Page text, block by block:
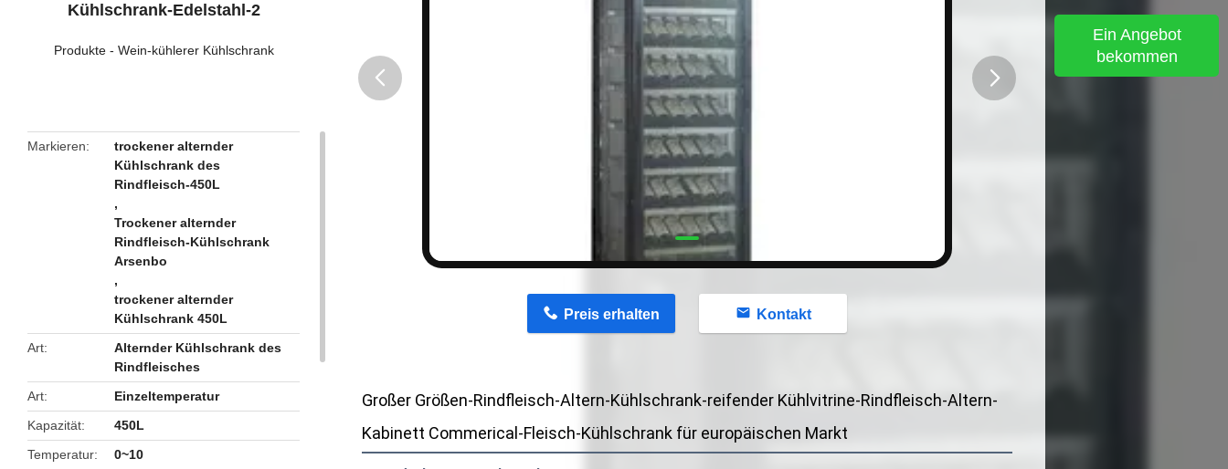
Kühlschrank-Edelstahl-2
Produkte- Wein-kühlerer Kühlschrank
Markieren
trockener alternder
Kühlschrank des
Rindfleisch-450L
,
Trockener alternder
Rindfleisch-Kühlschrank
Arsenbo
,
trockener alternder
Kühlschrank 450L
Art
Alternder Kühlschrank des
Rindfleisches
Art
Einzeltemperatur
Kapazität
450L
Temperatur
0~10
Preis erhalten Kontakt
Großer Größen-Rindfleisch-Altern-Kühlschrank-reifender Kühlvitrine-Rindfleisch-Altern-
Kabinett Commerical-Fleisch-Kühlschrank für europäischen Markt
Ein Angebot
bekommen